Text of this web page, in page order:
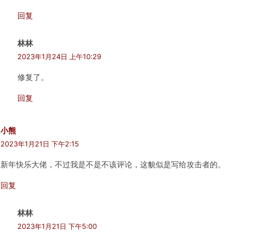
回复
林林
2023年1月24日 上午10:29
修复了。
回复
小熊
2023年1月21日 下午2:15
新年快乐大佬，不过我是不是不该评论，这貌似是写给攻击者的。
回复
林林
2023年1月21日 下午5:00